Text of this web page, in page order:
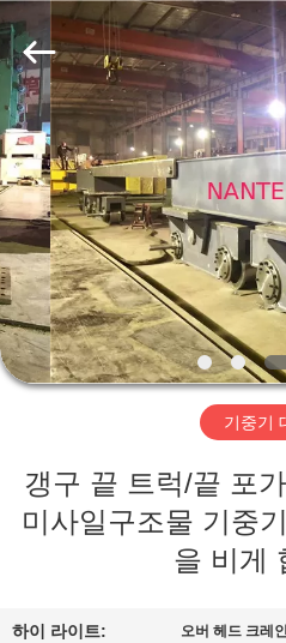
홈
제
작
품
회
소
개
공
©
2015
2026
Shaoxing
Nante
Lifting
Eqiupment
Co.,Ltd..
All
Rights
Reserved.
기중기
갱구 끝 트럭/끝 포
미사일구조물 기중
을 비게
하이 라이트: 오버 헤드 크레